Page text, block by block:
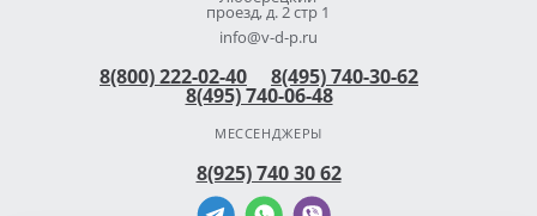
проезд, д. 2 стр 1
info@v-d-p.ru
8(800) 222-02-40 8(495) 740-30-62
8(495) 740-06-48
МЕССЕНДЖЕРЫ
8(925) 740 30 62